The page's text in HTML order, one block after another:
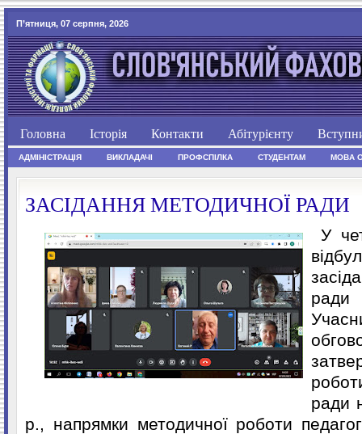
П’ятниця, 07 серпня, 2026
Головна Історія Контакти Абітурієнту
АДМІНІСТРАЦІЯ ВИКЛАДАЧІ ПРОФСПІЛКА СТУДЕНТАМ МОВА
ЗАСІДАННЯ МЕТОДИЧНОЇ РАДИ
У
ради
р., напрямки методичної роботи